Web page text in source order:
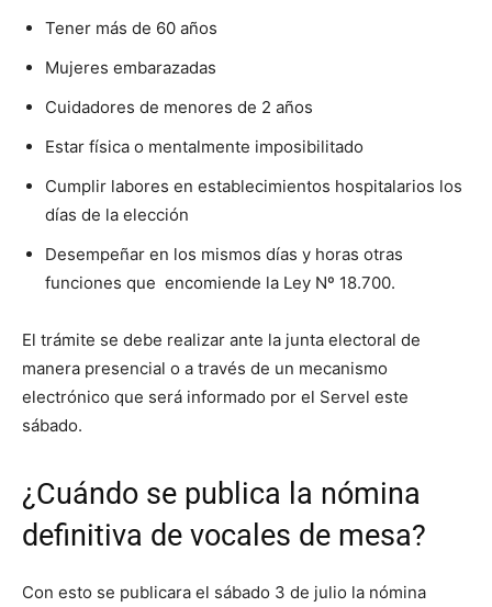
Tener más de 60 años
Mujeres embarazadas
Cuidadores de menores de 2 años
Estar física o mentalmente imposibilitado
Cumplir labores en establecimientos hospitalarios los
días de la elección
Desempeñar en los mismos días y horas otras
funciones que encomiende la Ley Nº 18.700.
El trámite se debe realizar ante la junta electoral de
manera presencial o a través de un mecanismo
electrónico que será informado por el Servel este
sábado.
¿Cuándo se publica la nómina
definitiva de vocales de mesa?
Con esto se publicara el sábado 3 de julio la nómina